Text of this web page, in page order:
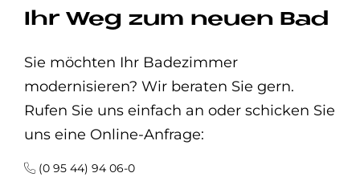
Ihr Weg zum neuen Bad
Sie möchten Ihr Badezimmer
modernisieren? Wir beraten Sie gern.
Rufen Sie uns einfach an oder schicken Sie
uns eine Online-Anfrage:
(0 95 44) 94 06-0